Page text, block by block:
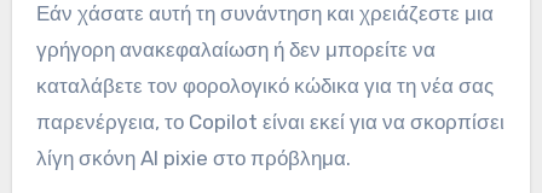
Εάν χάσατε αυτή τη συνάντηση και χρειάζεστε μια
γρήγορη ανακεφαλαίωση ή δεν μπορείτε να
καταλάβετε τον φορολογικό κώδικα για τη νέα σας
παρενέργεια, το Copilot είναι εκεί για να σκορπίσει
λίγη σκόνη AI pixie στο πρόβλημα.